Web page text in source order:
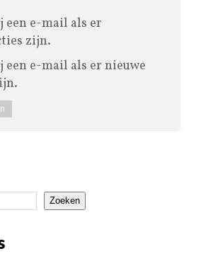
een e-mail als er
zijn.
een e-mail als er nieuwe
Zoeken